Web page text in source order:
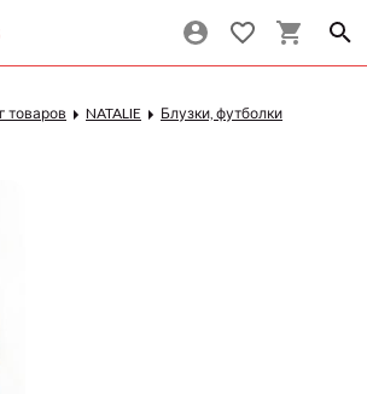
товаров NATALIE Блузки, футболки